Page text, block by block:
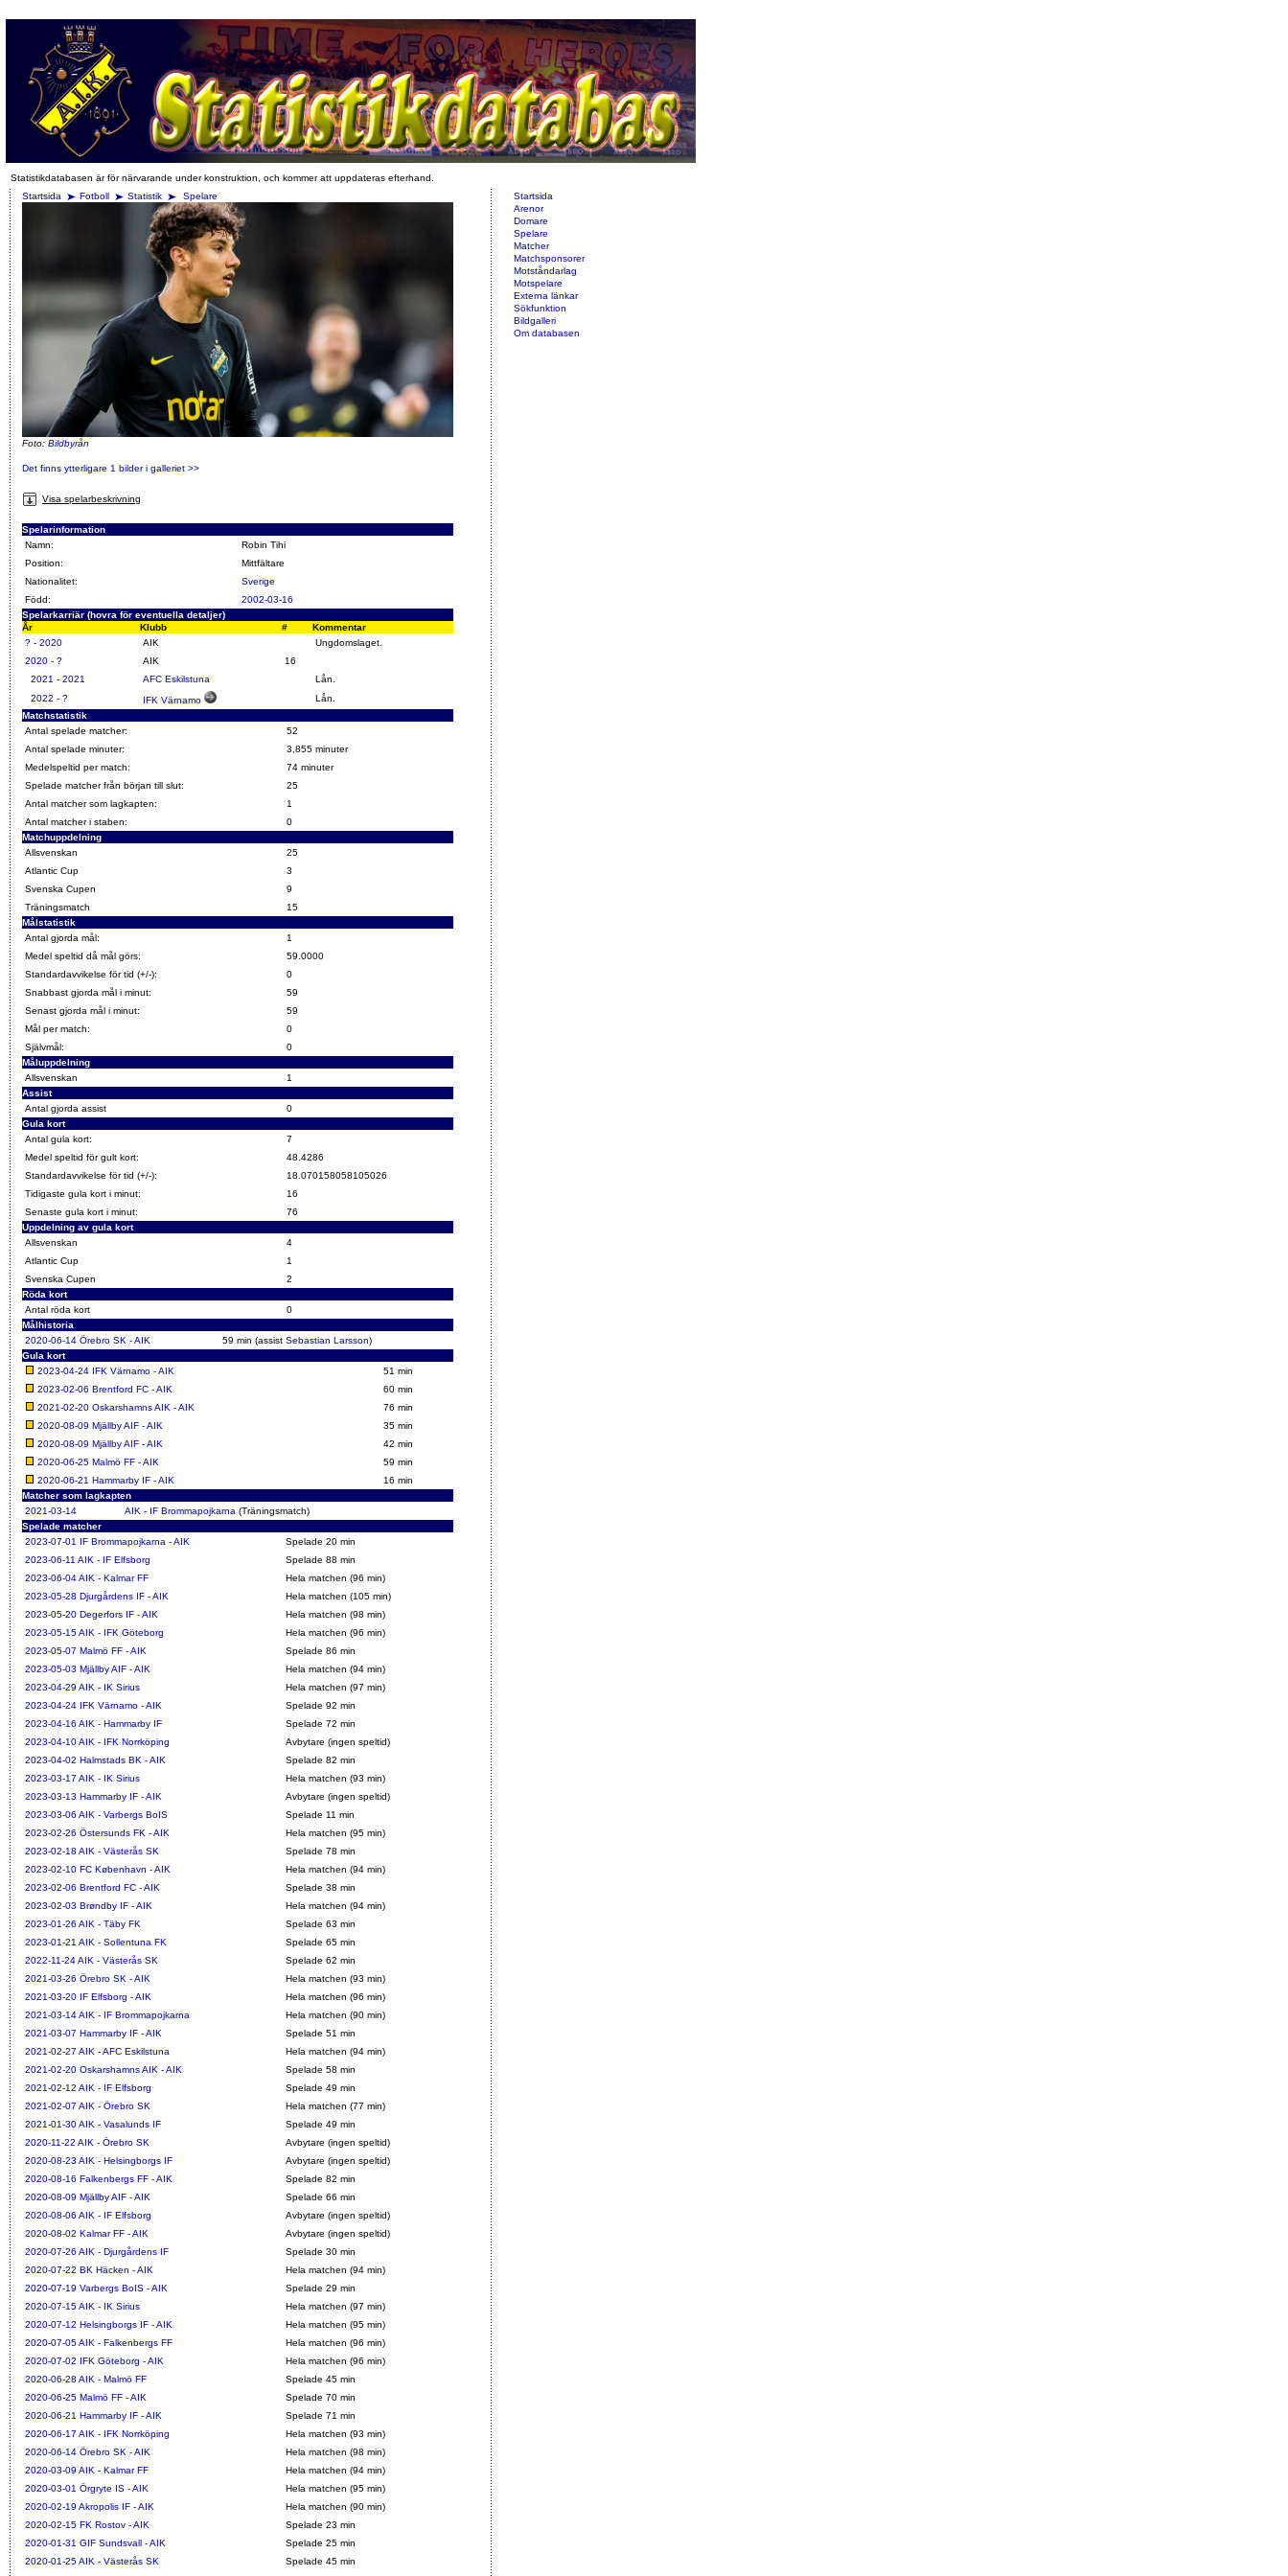
Statistikdatabasen är för närvarande under konstruktion, och kommer att uppdateras efterhand.
Startsida
Fotboll Statistik Spelare
Foto: Bildbyrån
Det finns ytterligare 1 bilder i galleriet >>
Visa spelarbeskrivning
Spelarinformation
Namn:
Robin Tihi
Position:
Mittfältare
Nationalitet:
Sverige
Född:
2002-03-16
Spelarkarriär (hovra för eventuella detaljer)
År
Klubb #
Kommentar
? - 2020 AIK
Ungdomslaget.
2020 - ? AIK
16
2021 - 2021 AFC Eskilstuna
Lån.
2022 - ? IFK Värnamo
Lån.
Matchstatistik
Antal spelade matcher:
52
Antal spelade minuter:
3,855 minuter
Medelspeltid per match:
74 minuter
Spelade matcher från början till slut:
25
Antal matcher som lagkapten:
1
Antal matcher i staben:
0
Matchuppdelning
Allsvenskan
25
Atlantic Cup
3
Svenska Cupen
9
Träningsmatch
15
Målstatistik
Antal gjorda mål:
1
Medel speltid då mål görs:
59.0000
Standardavvikelse för tid (+/-):
0
Snabbast gjorda mål i minut:
59
Senast gjorda mål i minut:
59
Mål per match:
0
Självmål:
0
Måluppdelning
Allsvenskan
1
Assist
Antal gjorda assist
0
Gula kort
Antal gula kort:
7
Medel speltid för gult kort:
48.4286
Standardavvikelse för tid (+/-):
18.070158058105026
Tidigaste gula kort i minut:
16
Senaste gula kort i minut:
76
Uppdelning av gula kort
Allsvenskan
4
Atlantic Cup
1
Svenska Cupen
2
Röda kort
Antal röda kort
0
Målhistoria
2020-06-14 Örebro SK - AIK 59 min (assist Sebastian Larsson)
Gula kort
2023-04-24 IFK Värnamo - AIK
51 min
2023-02-06 Brentford FC - AIK
60 min
2021-02-20 Oskarshamns AIK - AIK
76 min
2020-08-09 Mjällby AIF - AIK
35 min
2020-08-09 Mjällby AIF - AIK
42 min
2020-06-25 Malmö FF - AIK
59 min
2020-06-21 Hammarby IF - AIK
16 min
Matcher som lagkapten
2021-03-14
AIK - IF Brommapojkarna (Träningsmatch)
Spelade matcher
2023-07-01 IF Brommapojkarna - AIK
Spelade 20 min
2023-06-11 AIK - IF Elfsborg
Spelade 88 min
2023-06-04AIK - Kalmar FF
Hela matchen (96 min)
2023-05-28 Djurgårdens IF - AIK
Hela matchen (105 min)
2023-05-20 Degerfors IF - AIK
Hela matchen (98 min)
2023-05-15AIK - IFK Göteborg
Hela matchen (96 min)
2023-05-07 Malmö FF - AIK
Spelade 86 min
2023-05-03 Mjällby AIF - AIK
Hela matchen (94 min)
2023-04-29 AIK - IK Sirius
Hela matchen (97 min)
2023-04-24 IFK Värnamo - AIK
Spelade 92 min
2023-04-16 AIK - Hammarby IF
Spelade 72 min
2023-04-10AIK - IFK Norrköping
Avbytare (ingen speltid)
2023-04-02 Halmstads BK - AIK
Spelade 82 min
2023-03-17 AIK - IK Sirius
Hela matchen (93 min)
2023-03-13 Hammarby IF - AIK
Avbytare (ingen speltid)
2023-03-06 AIK - Varbergs BoIS
Spelade 11 min
2023-02-26 Östersunds FK - AIK
Hela matchen (95 min)
2023-02-18 AIK - Västerås SK
Spelade 78 min
2023-02-10 FC København - AIK
Hela matchen (94 min)
2023-02-06 Brentford FC - AIK
Spelade 38 min
2023-02-03 Brøndby IF - AIK
Hela matchen (94 min)
2023-01-26 AIK - Täby FK
Spelade 63 min
2023-01-21 AIK - Sollentuna FK
Spelade 65 min
2022-11-24AIK - Västerås SK
Spelade 62 min
2021-03-26 Örebro SK - AIK
Hela matchen (93 min)
2021-03-20 IF Elfsborg - AIK
Hela matchen (96 min)
2021-03-14AIK - IF Brommapojkarna
Hela matchen (90 min)
2021-03-07 Hammarby IF - AIK
Spelade 51 min
2021-02-27 AIK - AFC Eskilstuna
Hela matchen (94 min)
2021-02-20 Oskarshamns AIK - AIK
Spelade 58 min
2021-02-12 AIK - IF Elfsborg
Spelade 49 min
2021-02-07 AIK - Örebro SK
Hela matchen (77 min)
2021-01-30AIK - Vasalunds IF
Spelade 49 min
2020-11-22 AIK - Örebro SK
Avbytare (ingen speltid)
2020-08-23 AIK - Helsingborgs IF
Avbytare (ingen speltid)
2020-08-16 Falkenbergs FF - AIK
Spelade 82 min
2020-08-09 Mjällby AIF - AIK
Spelade 66 min
2020-08-06 AIK - IF Elfsborg
Avbytare (ingen speltid)
2020-08-02 Kalmar FF - AIK
Avbytare (ingen speltid)
2020-07-26 AIK - Djurgårdens IF
Spelade 30 min
2020-07-22 BK Häcken - AIK
Hela matchen (94 min)
2020-07-19 Varbergs BoIS - AIK
Spelade 29 min
2020-07-15AIK - IK Sirius
Hela matchen (97 min)
2020-07-12 Helsingborgs IF - AIK
Hela matchen (95 min)
2020-07-05AIK - Falkenbergs FF
Hela matchen (96 min)
2020-07-02 IFK Göteborg - AIK
Hela matchen (96 min)
2020-06-28 AIK - Malmö FF
Spelade 45 min
2020-06-25 Malmö FF - AIK
Spelade 70 min
2020-06-21 Hammarby IF - AIK
Spelade 71 min
2020-06-17 AIK - IFK Norrköping
Hela matchen (93 min)
2020-06-14 Örebro SK - AIK
Hela matchen (98 min)
2020-03-09 AIK - Kalmar FF
Hela matchen (94 min)
2020-03-01 Örgryte IS - AIK
Hela matchen (95 min)
2020-02-19 Akropolis IF - AIK
Hela matchen (90 min)
2020-02-15 FK Rostov - AIK
Spelade 23 min
2020-01-31 GIF Sundsvall - AIK
Spelade 25 min
2020-01-25AIK - Västerås SK
Spelade 45 min
Startsida
Arenor
Domare
Spelare
Matcher
Matchsponsorer
Motståndarlag
Motspelare
Externa länkar
Sökfunktion
Bildgalleri
Om databasen